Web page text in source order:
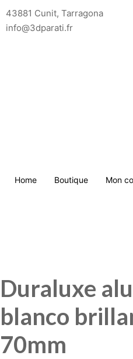
para
43881 Cunit, Tarragona
info@3dparati.fr
Home Boutique Mon
Duraluxe
blanco
70mm